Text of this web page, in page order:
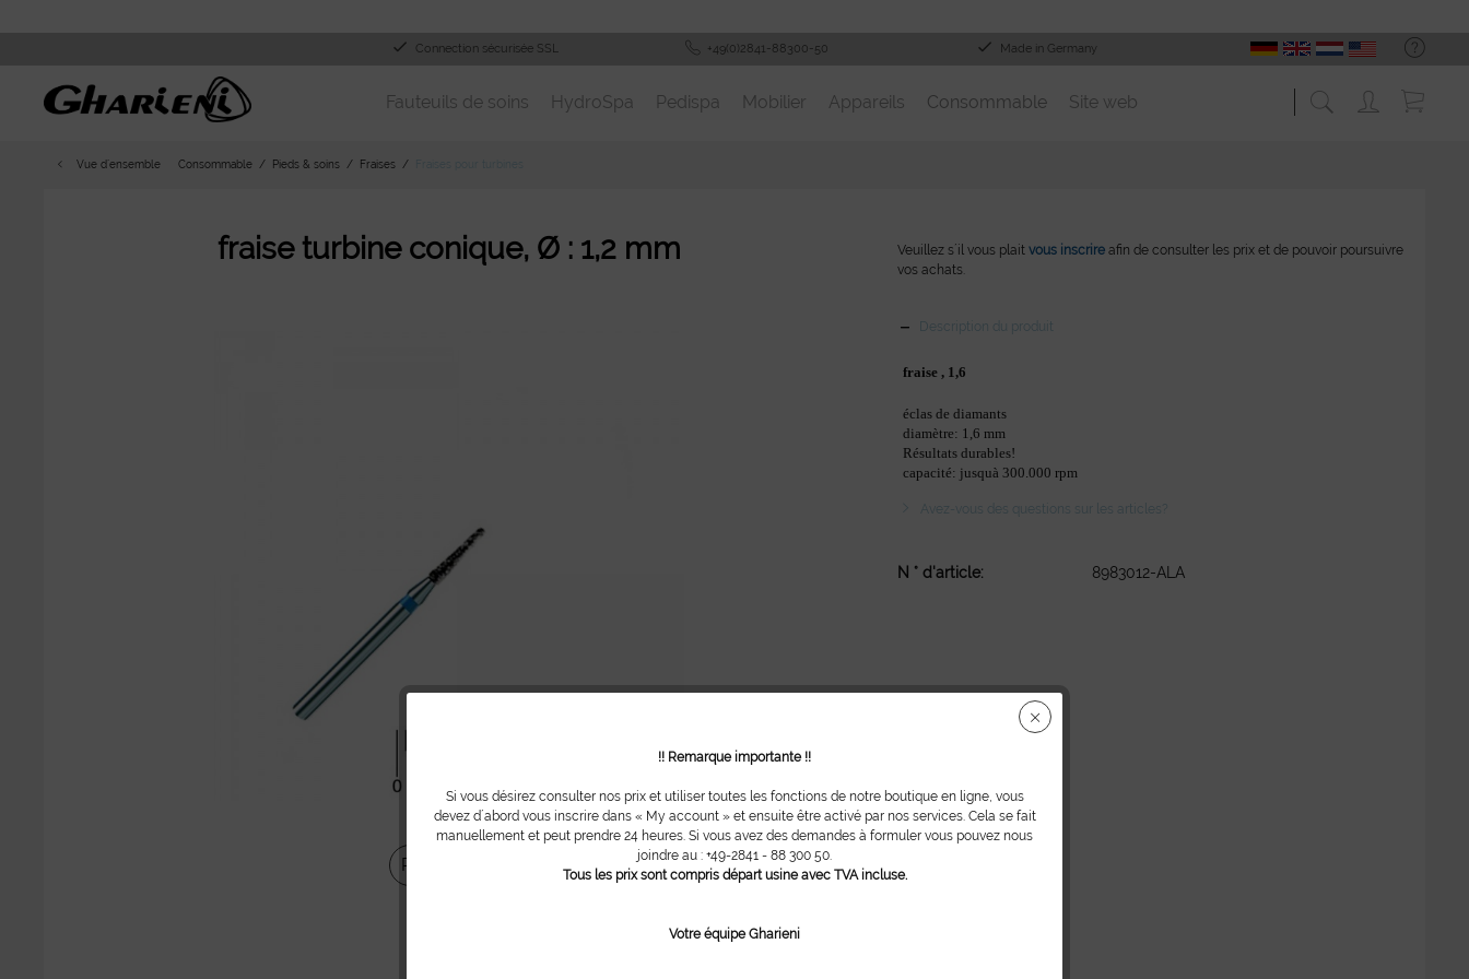
Connection sécurisée SSL +49(0)2841-88300-50 Made in Germany
Fauteuils de soins HydroSpa Pedispa Mobilier Appareils Consommable Site web
Vue d´ensemble Consommable Pieds & soins Fraises
fraise turbine conique, Ø : 1,2 mm
Partager
Veuillez s´il vous plaitvous inscrire afin de consulter les prix et de pouvoir poursuivre
vos achats.
Description du produit
fraise , 1,6
éclas de diamants
diamètre: 1,6 mm
Résultats durables!
capacité: jusquà 300.000 rpm
Avez-vous des questions sur les articles?
N ° d'article: 8983012-ALA
!! Remarque importante !!
Si vous désirez consulter nos prix et utiliser toutes les fonctions de notre boutique en ligne, vous
devez d´abord vous inscrire dans « My account » et ensuite être activé par nos services. Cela se fait
manuellement et peut prendre 24 heures. Si vous avez des demandes à formuler vous pouvez nous
joindre au : +49-2841 - 88 300 50.
Tous les prix sont compris départ usine avec TVA incluse.
Votre équipe Gharieni